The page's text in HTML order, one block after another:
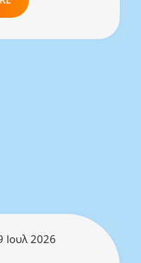
Ιουλ 2026